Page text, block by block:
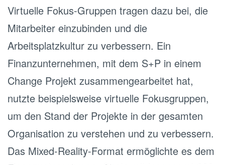
Virtuelle Fokus-Gruppen tragen dazu bei, die
Mitarbeiter einzubinden und die
Arbeitsplatzkultur zu verbessern. Ein
Finanzunternehmen, mit dem S+P in einem
Change Projekt zusammengearbeitet hat,
nutzte beispielsweise virtuelle Fokusgruppen,
um den Stand der Projekte in der gesamten
Organisation zu verstehen und zu verbessern.
Das Mixed-Reality-Format ermöglichte es dem